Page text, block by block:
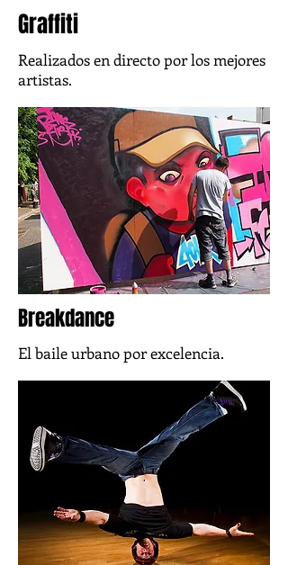
Graffiti
Realizados en directo por los mejores
artistas.
Breakdance
El baile urbano por excelencia.